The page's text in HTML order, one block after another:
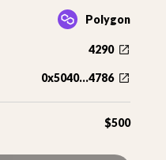
Polygon
4290
0x5040...4786
$500